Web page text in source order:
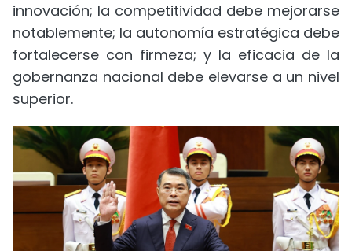
innovación; la competitividad debe mejorarse
notablemente; la autonomía estratégica debe
fortalecerse con firmeza; y la eficacia de la
gobernanza nacional debe elevarse a un nivel
superior.